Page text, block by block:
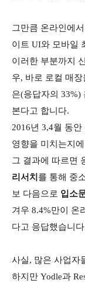
그만큼 온라인에
이트 UI와 모바일
이러한 부분까지
우, 바로 로컬 매
은(응답자의 33%)
본다고 합니다.
2016년 3,4월 동
영향을 미치는지
그 결과에 따르면
리서치를 통해 중
보 다음으로 입소
겨우 8.4%만이 온
다고 응답했습니
사실, 많은 사업자
하지만 Yodle과